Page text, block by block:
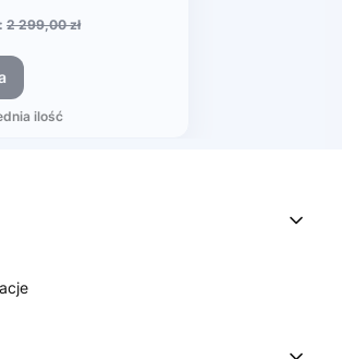
2 299,00 zł
ilość